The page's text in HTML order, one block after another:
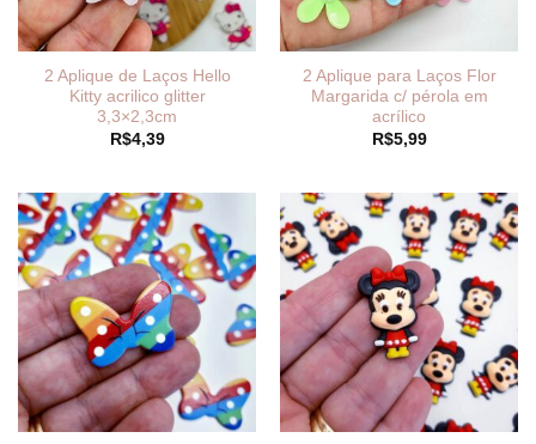
2 Aplique de Laços Hello
Kitty acrilico glitter
3,3×2,3cm
R$4,39
2 Aplique para Laços Flor
Margarida c/ pérola em
acrílico
R$5,99